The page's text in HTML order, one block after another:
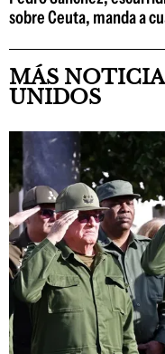
sobre Ceuta, manda a
MÁS
UNIDOS